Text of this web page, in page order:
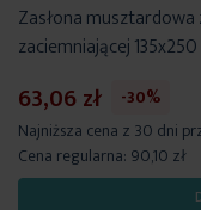
Zasłona
zaciemniającej
63,06 zł
-30%
Najniższa cena z 30 dni
Cena regularna: 90,10 zł